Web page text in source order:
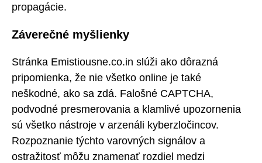
propagácie.
Záverečné myšlienky
Stránka Emistiousne.co.in slúži ako dôrazná
pripomienka, že nie všetko online je také
neškodné, ako sa zdá. Falošné CAPTCHA,
podvodné presmerovania a klamlivé upozornenia
sú všetko nástroje v arzenáli kyberzločincov.
Rozpoznanie týchto varovných signálov a
ostražitosť môžu znamenať rozdiel medzi